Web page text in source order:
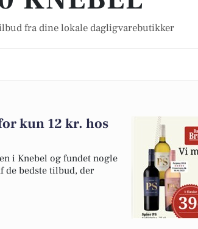
fra dine lokale dagligvarebutikker
kun 12 kr. hos
i Knebel og fundet nogle
de bedste tilbud, der